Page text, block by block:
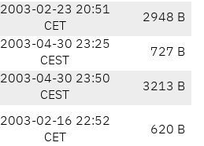
2003-02-23 20:51
CET
2948 B
2003-04-30 23:25
CEST
727 B
2003-04-30 23:50
CEST
3213 B
2003-02-16 22:52
CET
620 B